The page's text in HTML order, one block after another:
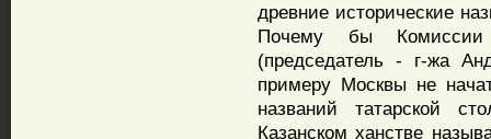
древние исторические
Почему бы
(председатель - г-жа
примеру Москвы не
названий татарской
Казанском ханстве